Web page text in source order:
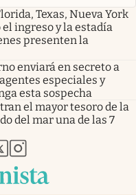
Texas, Nueva York
ingreso y la estadía
presenten la
enviará en secreto a
especiales y
esta sospecha
el mayor tesoro de la
del mar una de las 7
pestaña
nueva pestaña
en nueva pestaña
abre en nueva pestaña
abre en nueva pestaña